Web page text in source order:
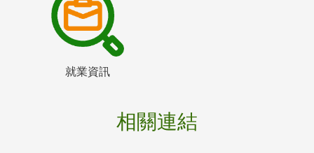
就業資訊
相關連結